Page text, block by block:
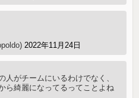
2022年11月24日
がチームにいるわけでなく、
ら綺麗になってるってことよね